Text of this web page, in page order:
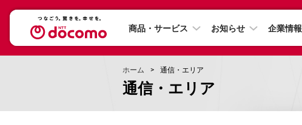
商品・サービス お知らせ 企業情報
ホーム 通信・エリア
通信・エリア